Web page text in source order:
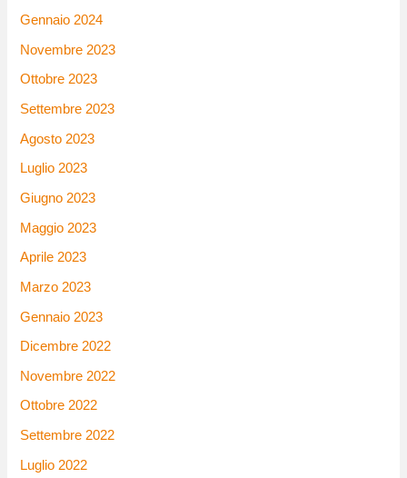
Gennaio 2024
Novembre 2023
Ottobre 2023
Settembre 2023
Agosto 2023
Luglio 2023
Giugno 2023
Maggio 2023
Aprile 2023
Marzo 2023
Gennaio 2023
Dicembre 2022
Novembre 2022
Ottobre 2022
Settembre 2022
Luglio 2022